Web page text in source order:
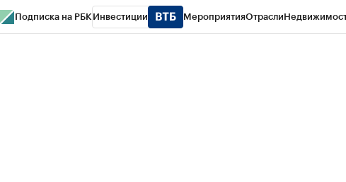
Подписка на РБК Инвестиции МероприятияОтрасли